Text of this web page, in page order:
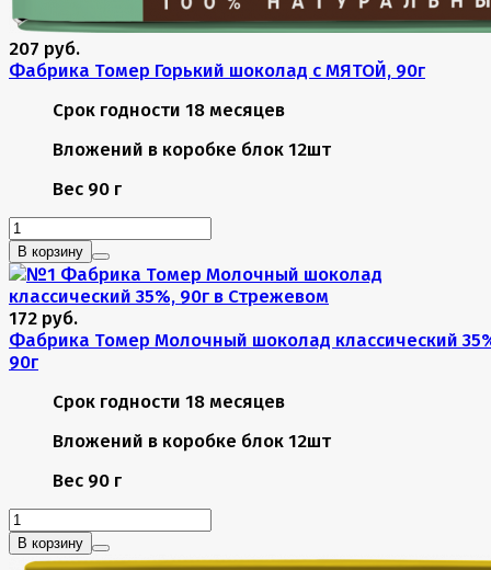
207 руб.
Фабрика Томер Горький шоколад с МЯТОЙ, 90г
Срок годности 18 месяцев
Вложений в коробке блок 12шт
Вес 90 г
В корзину
172 руб.
Фабрика Томер Молочный шоколад классический
90г
Срок годности 18 месяцев
Вложений в коробке блок 12шт
Вес 90 г
В корзину